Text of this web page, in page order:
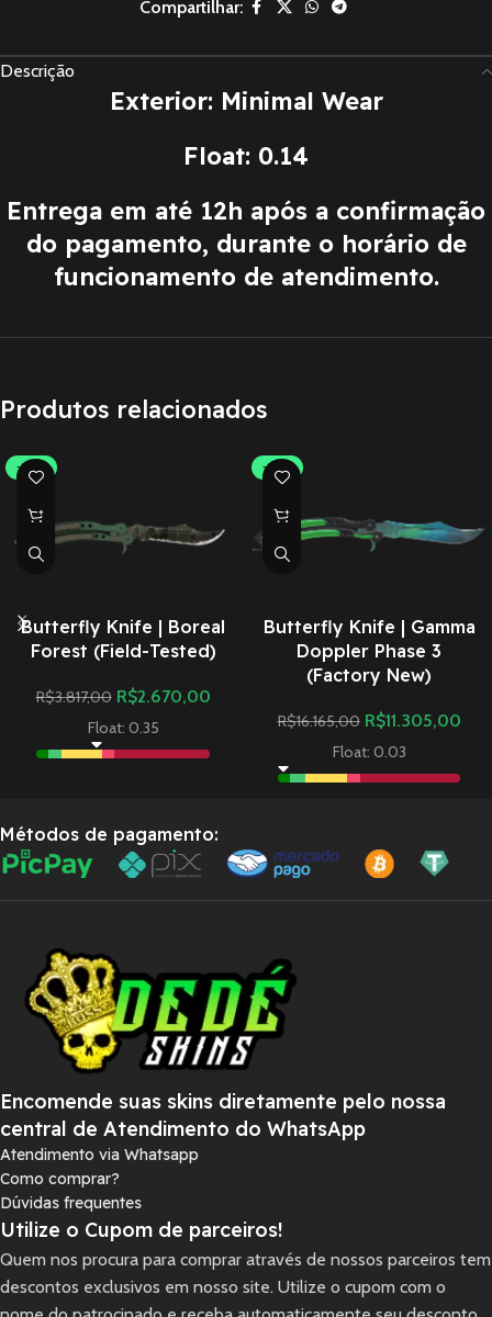
Compartilhar:
Descrição
Exterior: Minimal Wear
Float: 0.14
Entrega em até 12h após a confirmação
do pagamento, durante o horário de
funcionamento de atendimento.
Produtos relacionados
-30%
Butterfly Knife | Boreal
Forest (Field-Tested)
R$3.817,00 R$2.670,00
Float: 0.35
-30%
Butterfly Knife | Gamma
Doppler Phase 3
(Factory New)
R$16.165,00 R$11.305,00
Float: 0.03
Métodos de pagamento:
Encomende suas skins diretamente pelo nossa
central de Atendimento do WhatsApp
Atendimento via Whatsapp
Como comprar?
Dúvidas frequentes
Utilize o Cupom de parceiros!
Quem nos procura para comprar através de nossos parceiros tem
descontos exclusivos em nosso site. Utilize o cupom com o